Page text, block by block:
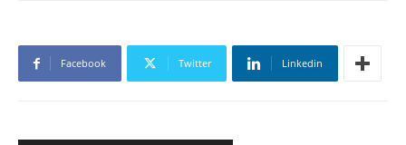
Facebook Twitter Linkedin